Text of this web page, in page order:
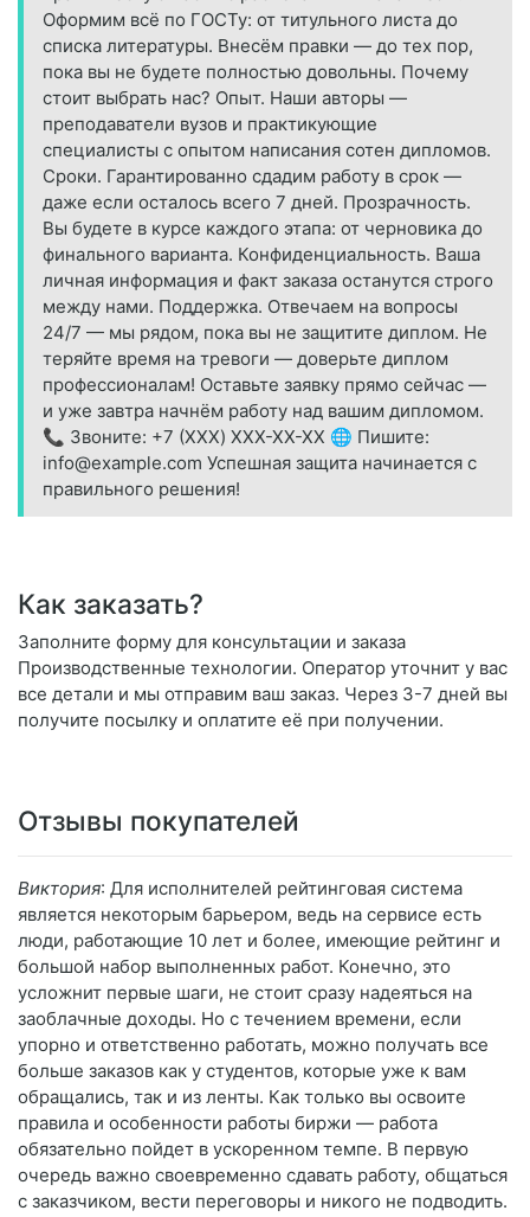
Оформим всё по ГОСТу: от титульного листа до
списка литературы. Внесём правки — до тех пор,
пока вы не будете полностью довольны. Почему
стоит выбрать нас? Опыт. Наши авторы —
преподаватели вузов и практикующие
специалисты с опытом написания сотен дипломов.
Сроки. Гарантированно сдадим работу в срок —
даже если осталось всего 7 дней. Прозрачность.
Вы будете в курсе каждого этапа: от черновика до
финального варианта. Конфиденциальность. Ваша
личная информация и факт заказа останутся строго
между нами. Поддержка. Отвечаем на вопросы
24/7 — мы рядом, пока вы не защитите диплом. Не
теряйте время на тревоги — доверьте диплом
профессионалам! Оставьте заявку прямо сейчас —
и уже завтра начнём работу над вашим дипломом.
📞 Звоните: +7 (XXX) XXX-XX-XX 🌐 Пишите:
info@example.com Успешная защита начинается с
правильного решения!
Как заказать?
Заполните форму для консультации и заказа
Производственные технологии. Оператор уточнит у вас
все детали и мы отправим ваш заказ. Через 3-7 дней вы
получите посылку и оплатите её при получении.
Отзывы покупателей
Виктория: Для исполнителей рейтинговая система
является некоторым барьером, ведь на сервисе есть
люди, работающие 10 лет и более, имеющие рейтинг и
большой набор выполненных работ. Конечно, это
усложнит первые шаги, не стоит сразу надеяться на
заоблачные доходы. Но с течением времени, если
упорно и ответственно работать, можно получать все
больше заказов как у студентов, которые уже к вам
обращались, так и из ленты. Как только вы освоите
правила и особенности работы биржи — работа
обязательно пойдет в ускоренном темпе. В первую
очередь важно своевременно сдавать работу, общаться
с заказчиком, вести переговоры и никого не подводить.